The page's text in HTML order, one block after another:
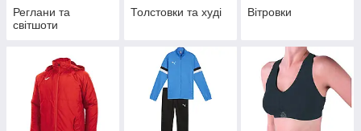
Реглани та
світшоти
Толстовки та худі Вітровки